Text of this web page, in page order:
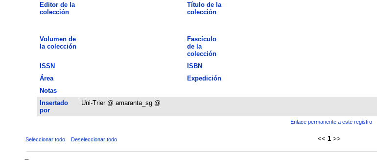
Editor de la
colección
Título de la
colección
Volumen de
la colección
Fascículo
de la
colección
ISSN ISBN
Área
Expedición
Notas
Insertado
por
Uni-Trier @ amaranta_sg @
Enlace permanente a este registro
Seleccionar todo Deseleccionar todo << 1 >>